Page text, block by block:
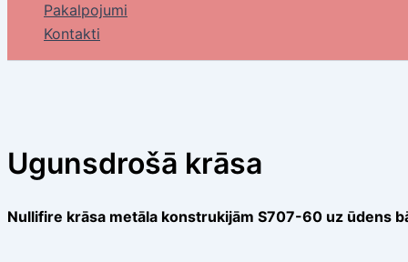
Pakalpojumi
Kontakti
Ugunsdrošā krāsa
Nullifire krāsa metāla konstrukijām S707-60 uz ūdens